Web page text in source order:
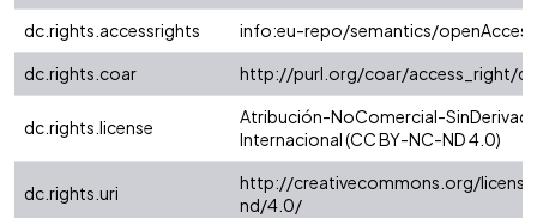
dc.rights.accessrights
info:eu-repo/semantics/openAccess
dc.rights.coar
http://purl.org/coar/access_right/
dc.rights.license
Atribución-NoComercial-
Internacional (CC BY-NC-ND 4.0)
dc.rights.uri
http://creativecommons.org/
nd/4.0/